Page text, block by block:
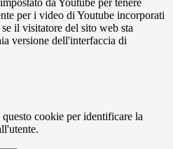
da Youtube per tenere
per i video di Youtube incorporati
il visitatore del sito web sta
versione dell'interfaccia di
cookie per identificare la